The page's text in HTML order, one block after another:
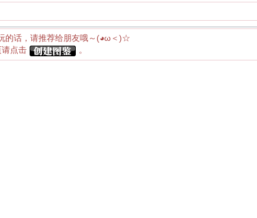
的话，请推荐给朋友哦～(◕ω＜)☆
点击
。